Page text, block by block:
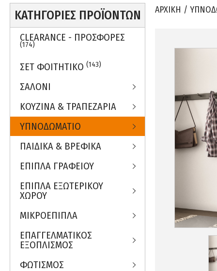
ΚΑΤΗΓΟΡΙΕΣ ΠΡΟΪΟΝΤΩΝ
CLEARANCE - ΠΡΟΣΦΟΡΕΣ
(174)
ΣΕΤ ΦΟΙΤΗΤΙΚΟ (143)
ΣΑΛΟΝΙ
ΚΟΥΖΙΝΑ & ΤΡΑΠΕΖΑΡΙΑ
ΥΠΝΟΔΩΜΑΤΙΟ
ΠΑΙΔΙΚΑ & ΒΡΕΦΙΚΑ
ΕΠΙΠΛΑ ΓΡΑΦΕΙΟΥ
ΕΠΙΠΛΑ ΕΞΩΤΕΡΙΚΟΥ
ΧΩΡΟΥ
ΜΙΚΡΟΕΠΙΠΛΑ
ΕΠΑΓΓΕΛΜΑΤΙΚΟΣ
ΕΞΟΠΛΙΣΜΟΣ
ΦΩΤΙΣΜΟΣ
ΑΡΧΙΚΗ /